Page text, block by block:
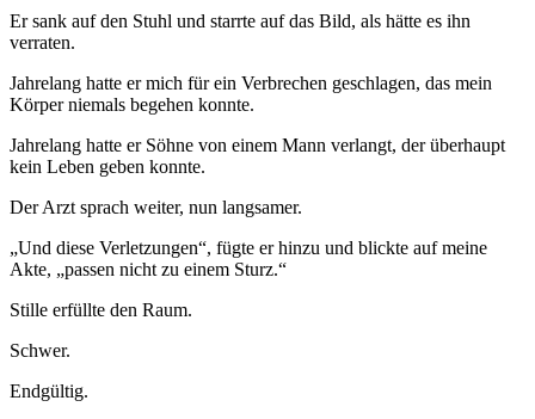
Er sank auf den Stuhl und starrte auf das Bild, als hätte es ihn
verraten.
Jahrelang hatte er mich für ein Verbrechen geschlagen, das mein
Körper niemals begehen konnte.
Jahrelang hatte er Söhne von einem Mann verlangt, der überhaupt
kein Leben geben konnte.
Der Arzt sprach weiter, nun langsamer.
„Und diese Verletzungen“, fügte er hinzu und blickte auf meine
Akte, „passen nicht zu einem Sturz.“
Stille erfüllte den Raum.
Schwer.
Endgültig.